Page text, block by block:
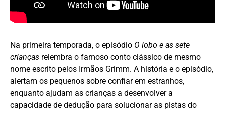
Na primeira temporada, o episódio O lobo e as sete
crianças relembra o famoso conto clássico de mesmo
nome escrito pelos Irmãos Grimm. A história e o episódio,
alertam os pequenos sobre confiar em estranhos,
enquanto ajudam as crianças a desenvolver a
capacidade de dedução para solucionar as pistas do